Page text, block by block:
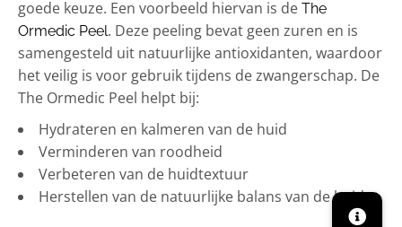
goede keuze. Een voorbeeld hiervan is de The
Ormedic Peel. Deze peeling bevat geen zuren en is
samengesteld uit natuurlijke antioxidanten, waardoor
het veilig is voor gebruik tijdens de zwangerschap. De
The Ormedic Peel helpt bij:
Hydrateren en kalmeren van de huid
Verminderen van roodheid
Verbeteren van de huidtextuur
Herstellen van de natuurlijke balans van de huid